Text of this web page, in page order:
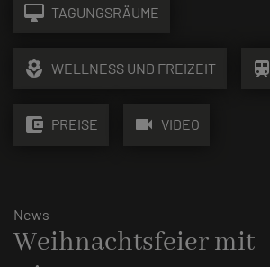
desktop_mac TAGUNGSRÄUME
local_florist WELLNESS UND FREIZEIT train
account_balance_wallet PREISE videocam VIDEO
News
Weihnachtsfeier mit